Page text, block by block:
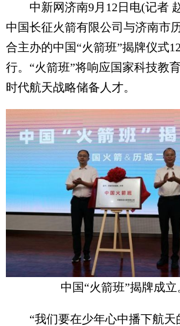
中新网济南9月12日电(记者
中国长征火箭有限公司与济南市
合主办的中国“火箭班”揭牌仪式
行。“火箭班”将响应国家科技教
时代航天战略储备人才。
中国“火箭班”揭牌成
“我们要在少年心中播下航天